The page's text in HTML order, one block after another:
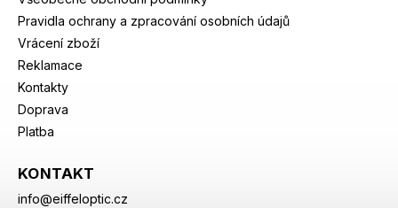
Pravidla ochrany a zpracování osobních údajů
Vrácení zboží
Reklamace
Kontakty
Doprava
Platba
KONTAKT
info@eiffeloptic.cz